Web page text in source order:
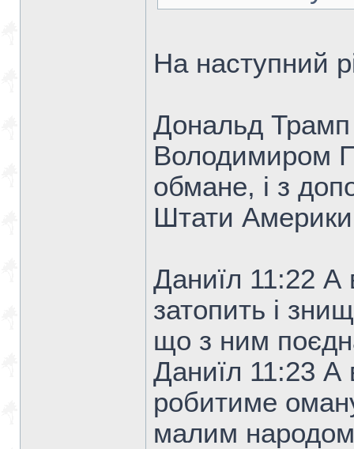
На наступний
Дональд Трамп
Володимиром
обмане, і з
Штати Америки
Даниїл 11:22 А
затопить і
що з ним
Даниїл 11:23 А
робитиме
малим народом